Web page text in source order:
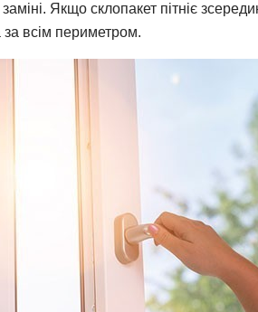
Якщо склопакет пітніє
всім периметром.